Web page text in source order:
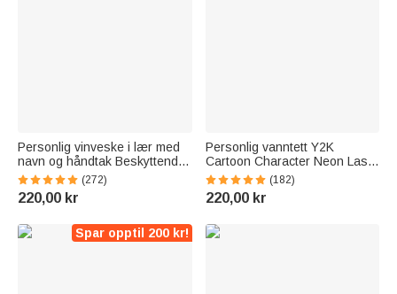
Personlig vinveske i lær med
navn og håndtak Beskyttende
vintilbehør
Bursdagsmiddagsgave til
vinelskere
(272)
220,00 kr
Personlig vanntett Y2K
Cartoon Character Neon Laser
Clear Tote Bag med navn
Bursdag Brudefest Gave til
kvinner Jenter
(182)
220,00 kr
Spar opptil 200 kr!